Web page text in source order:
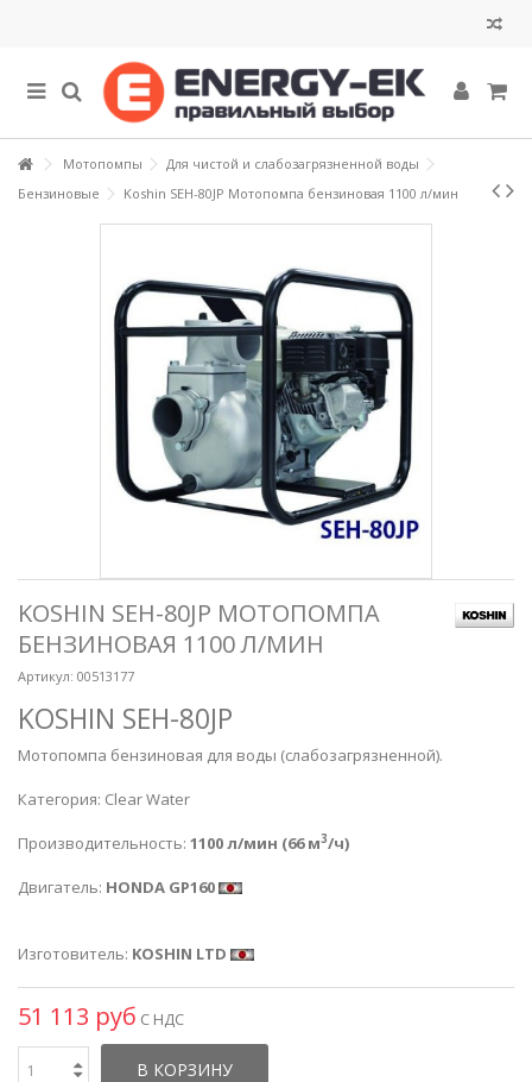
Мотопомпы
Для чистой и слабозагрязненной воды
Бензиновые
Koshin SEH-80JP Мотопомпа бензиновая 1100 л/мин
KOSHIN SEH-80JP МОТОПОМПА
БЕНЗИНОВАЯ 1100 Л/МИН
Артикул: 00513177
KOSHIN SEH-80JP
Мотопомпа бензиновая для воды (слабозагрязненной).
Категория: Clear Water
Производительность: 1100 л/мин (66 м3/ч)
Двигатель: HONDA GP160
Изготовитель: KOSHIN LTD
51 113 руб С НДС
В КОРЗИНУ